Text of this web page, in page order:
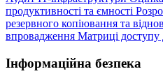
продуктивності та ємності
резервного копіювання та
впровадження Матриці доступу
Інформаційна безпека